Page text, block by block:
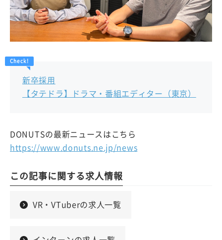
新卒採用
【タテドラ】ドラマ・番組エディター（東京）
DONUTSの最新ニュースはこちら
https://www.donuts.ne.jp/news
この記事に関する求人情報
VR・VTuberの求人一覧